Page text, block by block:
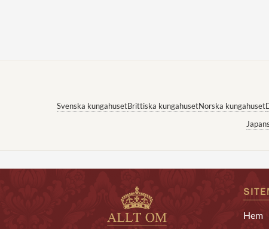
Svenska kungahusetBrittiska kungahusetNorska kungahuset
Hem